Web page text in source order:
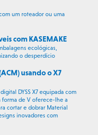
um roteador ou uma
com KASEMAKE
ecológicas,
o desperdício
usando o X7
DYSS X7 equipada com
forma de V oferece-lhe a
cortar e dobrar Material
inovadores com